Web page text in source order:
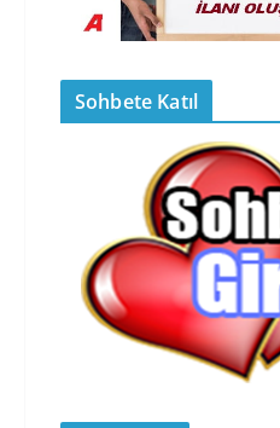
Sohbete Katıl